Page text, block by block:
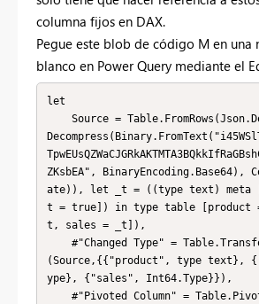
columna fijos en DAX.
Pegue este blob de código M en una
blanco en Power Query mediante el
let
ZKsbEA", BinaryEncoding.Base64),
ate)), let _t = ((type text) meta
t = true]) in type table [product
t, sales = _t]),
(Source,{{"product", type text},
ype}, {"sales", Int64.Type}}),